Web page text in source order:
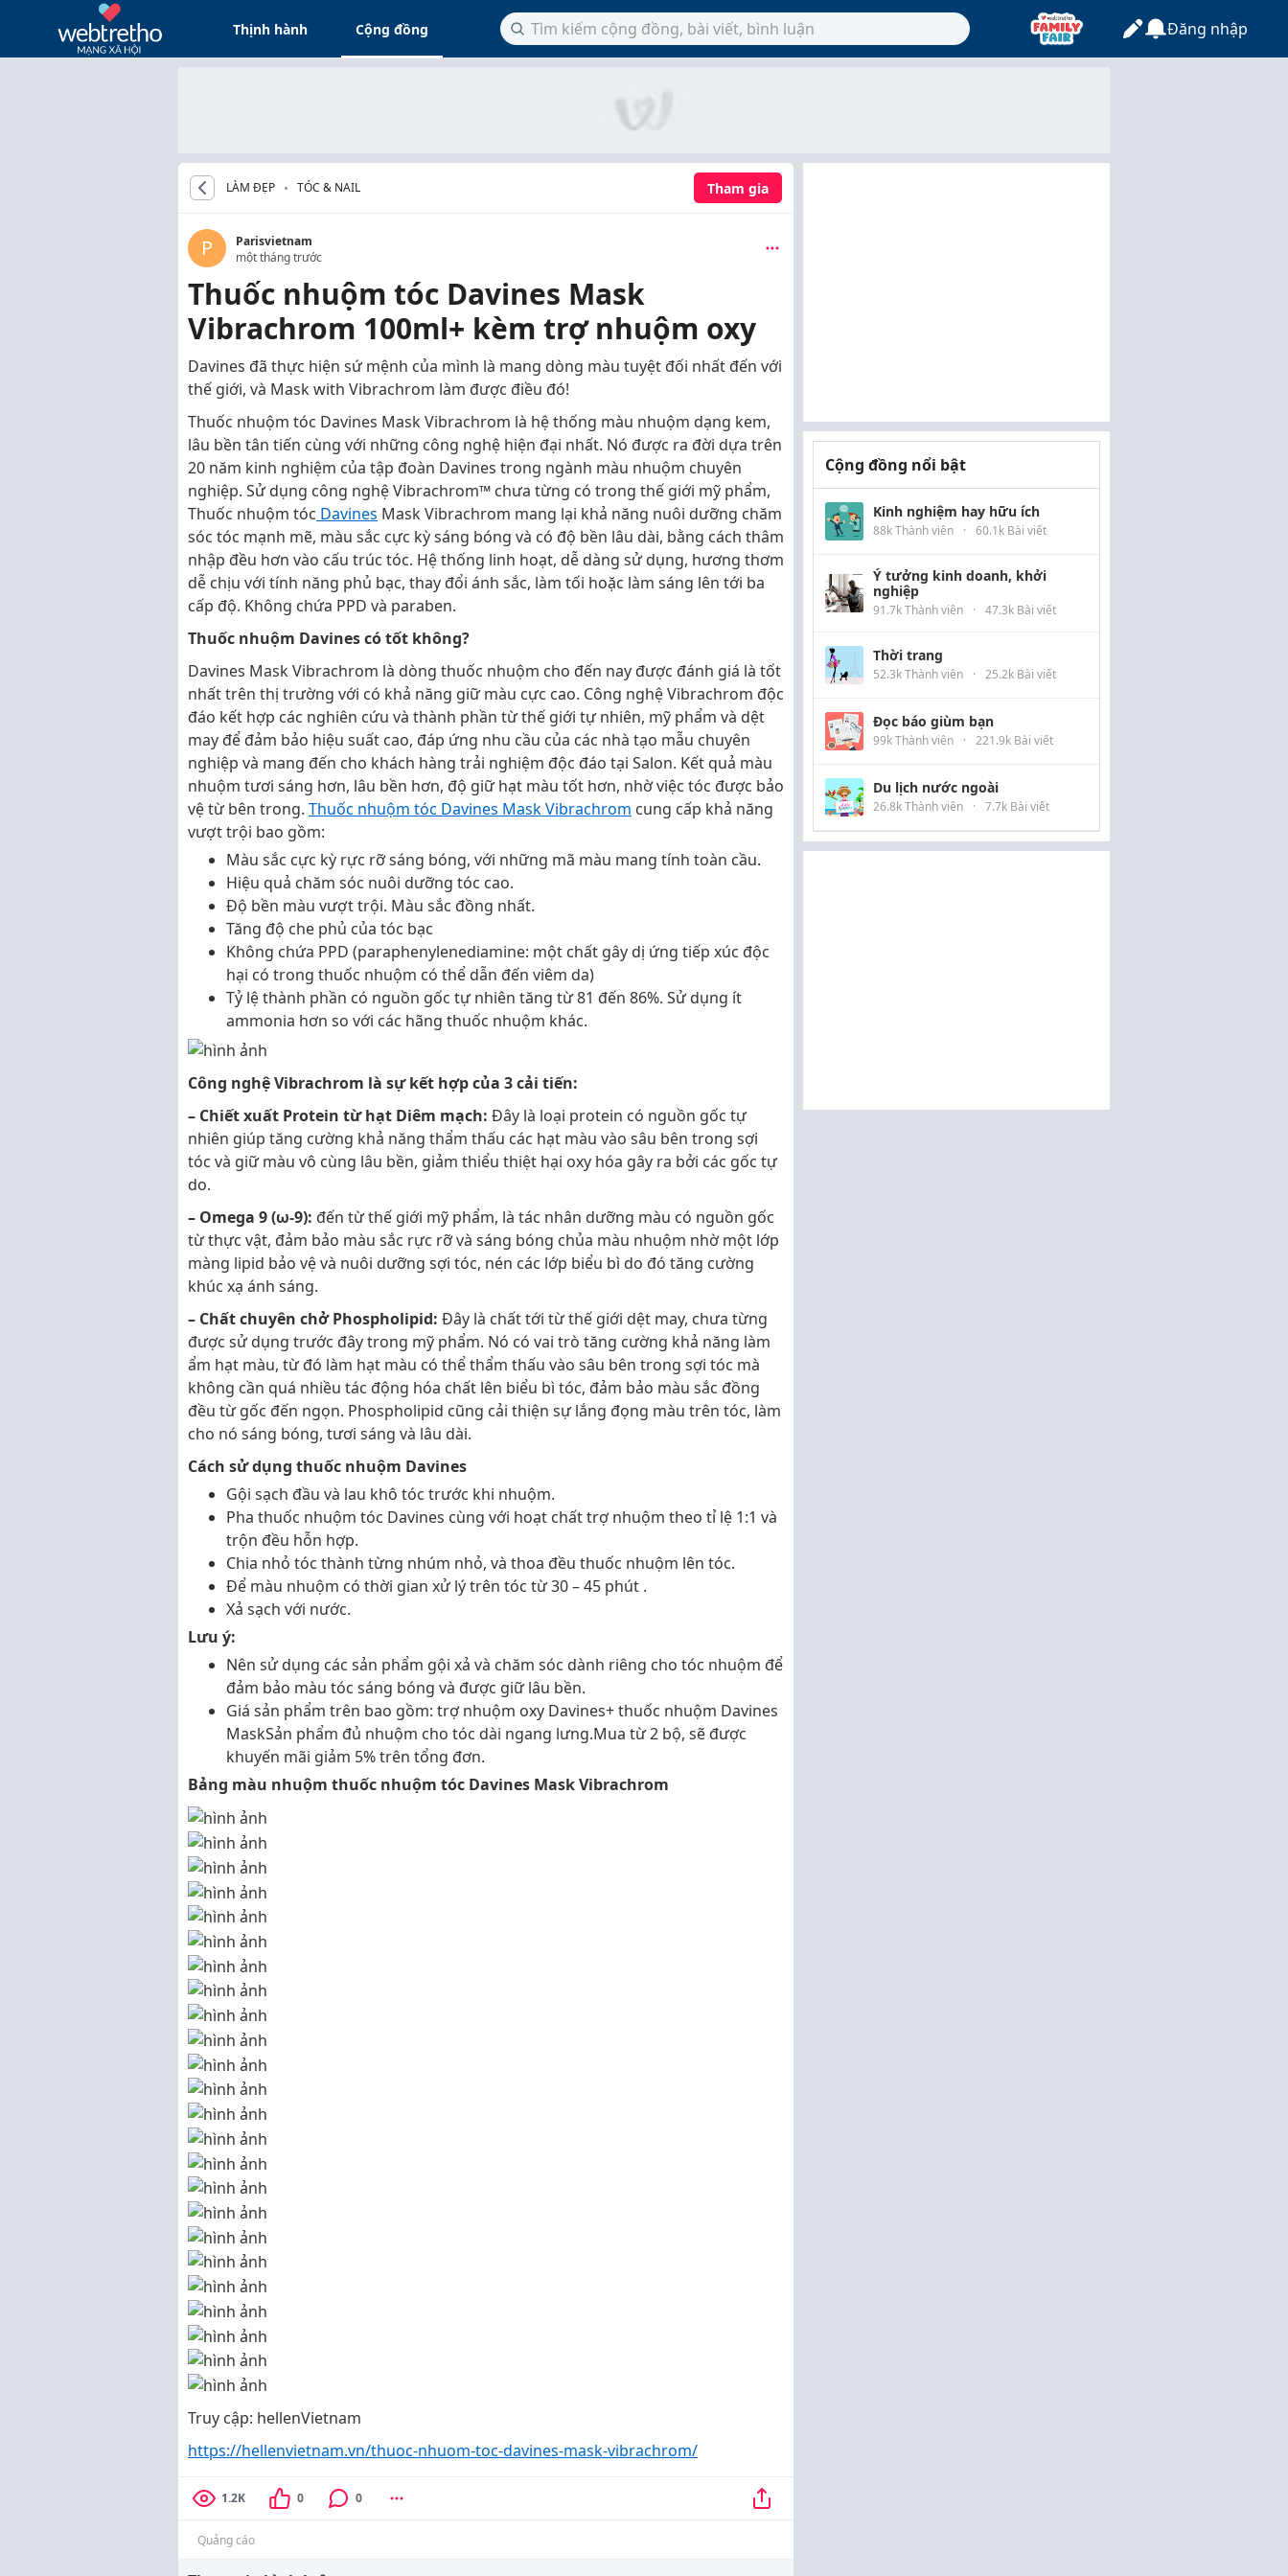
Thịnh hành Cộng đồng Đăng nhập
LÀM ĐẸP TÓC & NAIL Tham gia
P
Parisvietnam
một tháng trước
Thuốc nhuộm tóc Davines Mask
Vibrachrom 100ml+ kèm trợ nhuộm oxy
Davines đã thực hiện sứ mệnh của mình là mang dòng màu tuyệt đối nhất đến với
thế giới, và Mask with Vibrachrom làm được điều đó!
Thuốc nhuộm tóc Davines Mask Vibrachrom là hệ thống màu nhuộm dạng kem,
lâu bền tân tiến cùng với những công nghệ hiện đại nhất. Nó được ra đời dựa trên
20 năm kinh nghiệm của tập đoàn Davines trong ngành màu nhuộm chuyên
nghiệp. Sử dụng công nghệ Vibrachrom™ chưa từng có trong thế giới mỹ phẩm,
Thuốc nhuộm tóc Davines Mask Vibrachrom mang lại khả năng nuôi dưỡng chăm
sóc tóc mạnh mẽ, màu sắc cực kỳ sáng bóng và có độ bền lâu dài, bằng cách thâm
nhập đều hơn vào cấu trúc tóc. Hệ thống linh hoạt, dễ dàng sử dụng, hương thơm
dễ chịu với tính năng phủ bạc, thay đổi ánh sắc, làm tối hoặc làm sáng lên tới ba
cấp độ. Không chứa PPD và paraben.
Thuốc nhuộm Davines có tốt không?
Davines Mask Vibrachrom là dòng thuốc nhuộm cho đến nay được đánh giá là tốt
nhất trên thị trường với có khả năng giữ màu cực cao. Công nghệ Vibrachrom độc
đáo kết hợp các nghiên cứu và thành phần từ thế giới tự nhiên, mỹ phẩm và dệt
may để đảm bảo hiệu suất cao, đáp ứng nhu cầu của các nhà tạo mẫu chuyên
nghiệp và mang đến cho khách hàng trải nghiệm độc đáo tại Salon. Kết quả màu
nhuộm tươi sáng hơn, lâu bền hơn, độ giữ hạt màu tốt hơn, nhờ việc tóc được bảo
vệ từ bên trong. Thuốc nhuộm tóc Davines Mask Vibrachrom cung cấp khả năng
vượt trội bao gồm:
Màu sắc cực kỳ rực rỡ sáng bóng, với những mã màu mang tính toàn cầu.
Hiệu quả chăm sóc nuôi dưỡng tóc cao.
Độ bền màu vượt trội. Màu sắc đồng nhất.
Tăng độ che phủ của tóc bạc
Không chứa PPD (paraphenylenediamine: một chất gây dị ứng tiếp xúc độc
hại có trong thuốc nhuộm có thể dẫn đến viêm da)
Tỷ lệ thành phần có nguồn gốc tự nhiên tăng từ 81 đến 86%. Sử dụng ít
ammonia hơn so với các hãng thuốc nhuộm khác.
Công nghệ Vibrachrom là sự kết hợp của 3 cải tiến:
– Chiết xuất Protein từ hạt Diêm mạch: Đây là loại protein có nguồn gốc tự
nhiên giúp tăng cường khả năng thẩm thấu các hạt màu vào sâu bên trong sợi
tóc và giữ màu vô cùng lâu bền, giảm thiểu thiệt hại oxy hóa gây ra bởi các gốc tự
do.
– Omega 9 (ω-9): đến từ thế giới mỹ phẩm, là tác nhân dưỡng màu có nguồn gốc
từ thực vật, đảm bảo màu sắc rực rỡ và sáng bóng chủa màu nhuộm nhờ một lớp
màng lipid bảo vệ và nuôi dưỡng sợi tóc, nén các lớp biểu bì do đó tăng cường
khúc xạ ánh sáng.
– Chất chuyên chở Phospholipid: Đây là chất tới từ thế giới dệt may, chưa từng
được sử dụng trước đây trong mỹ phẩm. Nó có vai trò tăng cường khả năng làm
ẩm hạt màu, từ đó làm hạt màu có thể thẩm thấu vào sâu bên trong sợi tóc mà
không cần quá nhiều tác động hóa chất lên biểu bì tóc, đảm bảo màu sắc đồng
đều từ gốc đến ngọn. Phospholipid cũng cải thiện sự lắng đọng màu trên tóc, làm
cho nó sáng bóng, tươi sáng và lâu dài.
Cách sử dụng thuốc nhuộm Davines
Gội sạch đầu và lau khô tóc trước khi nhuộm.
Pha thuốc nhuộm tóc Davines cùng với hoạt chất trợ nhuộm theo tỉ lệ 1:1 và
trộn đều hỗn hợp.
Chia nhỏ tóc thành từng nhúm nhỏ, và thoa đều thuốc nhuộm lên tóc.
Để màu nhuộm có thời gian xử lý trên tóc từ 30 – 45 phút .
Xả sạch với nước.
Lưu ý:
Nên sử dụng các sản phẩm gội xả và chăm sóc dành riêng cho tóc nhuộm để
đảm bảo màu tóc sáng bóng và được giữ lâu bền.
Giá sản phẩm trên bao gồm: trợ nhuộm oxy Davines+ thuốc nhuộm Davines
MaskSản phẩm đủ nhuộm cho tóc dài ngang lưng.Mua từ 2 bộ, sẽ được
khuyến mãi giảm 5% trên tổng đơn.
Bảng màu nhuộm thuốc nhuộm tóc Davines Mask Vibrachrom
Truy cập: hellenVietnam
https://hellenvietnam.vn/thuoc-nhuom-toc-davines-mask-vibrachrom/
1.2K 0 0
Quảng cáo
Cộng đồng nổi bật
Kinh nghiệm hay hữu ích
88k Thành viên · 60.1k Bài viết
Ý tưởng kinh doanh, khởi
nghiệp
91.7k Thành viên · 47.3k Bài viết
Thời trang
52.3k Thành viên · 25.2k Bài viết
Đọc báo giùm bạn
99k Thành viên · 221.9k Bài viết
Du lịch nước ngoài
26.8k Thành viên · 7.7k Bài viết